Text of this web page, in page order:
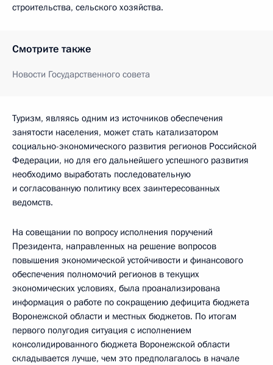
строительства, сельского хозяйства.
Смотрите также
Новости Государственного совета
Туризм, являясь одним из источников обеспечения
занятости населения, может стать катализатором
социально-экономического развития регионов Российской
Федерации, но для его дальнейшего успешного развития
необходимо выработать последовательную
и согласованную политику всех заинтересованных
ведомств.
На совещании по вопросу исполнения поручений
Президента, направленных на решение вопросов
повышения экономической устойчивости и финансового
обеспечения полномочий регионов в текущих
экономических условиях, была проанализирована
информация о работе по сокращению дефицита бюджета
Воронежской области и местных бюджетов. По итогам
первого полугодия ситуация с исполнением
консолидированного бюджета Воронежской области
складывается лучше, чем это предполагалось в начале